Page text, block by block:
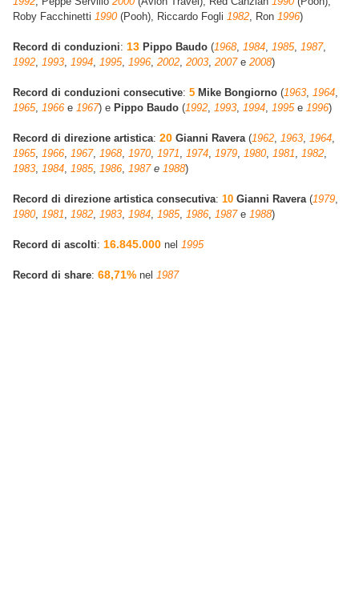
Roby Facchinetti 1990(Pooh), Riccardo Fogli 1982, Ron 1996)
Record di conduzioni: 13 Pippo Baudo (1968, 1984, 1985, 1987,
1992, 1993, 1994, 1995, 1996, 2002, 2003, 2007 e 2008)
Record di conduzioni consecutive: 5 Mike Bongiorno (1963, 1964,
1965, 1966 e 1967) e Pippo Baudo (1992, 1993, 1994, 1995 e 1996)
Record di direzione artistica: 20 Gianni Ravera (1962, 1963, 1964,
1965, 1966, 1967, 1968, 1970, 1971, 1974, 1979, 1980, 1981, 1982,
1983, 1984, 1985, 1986, 1987e 1988)
Record di direzione artistica consecutiva: 10 Gianni Ravera (1979,
1980, 1981, 1982, 1983, 1984, 1985, 1986, 1987 e 1988)
Record di ascolti: 16.845.000 nel 1995
Record di share: 68,71% nel 1987